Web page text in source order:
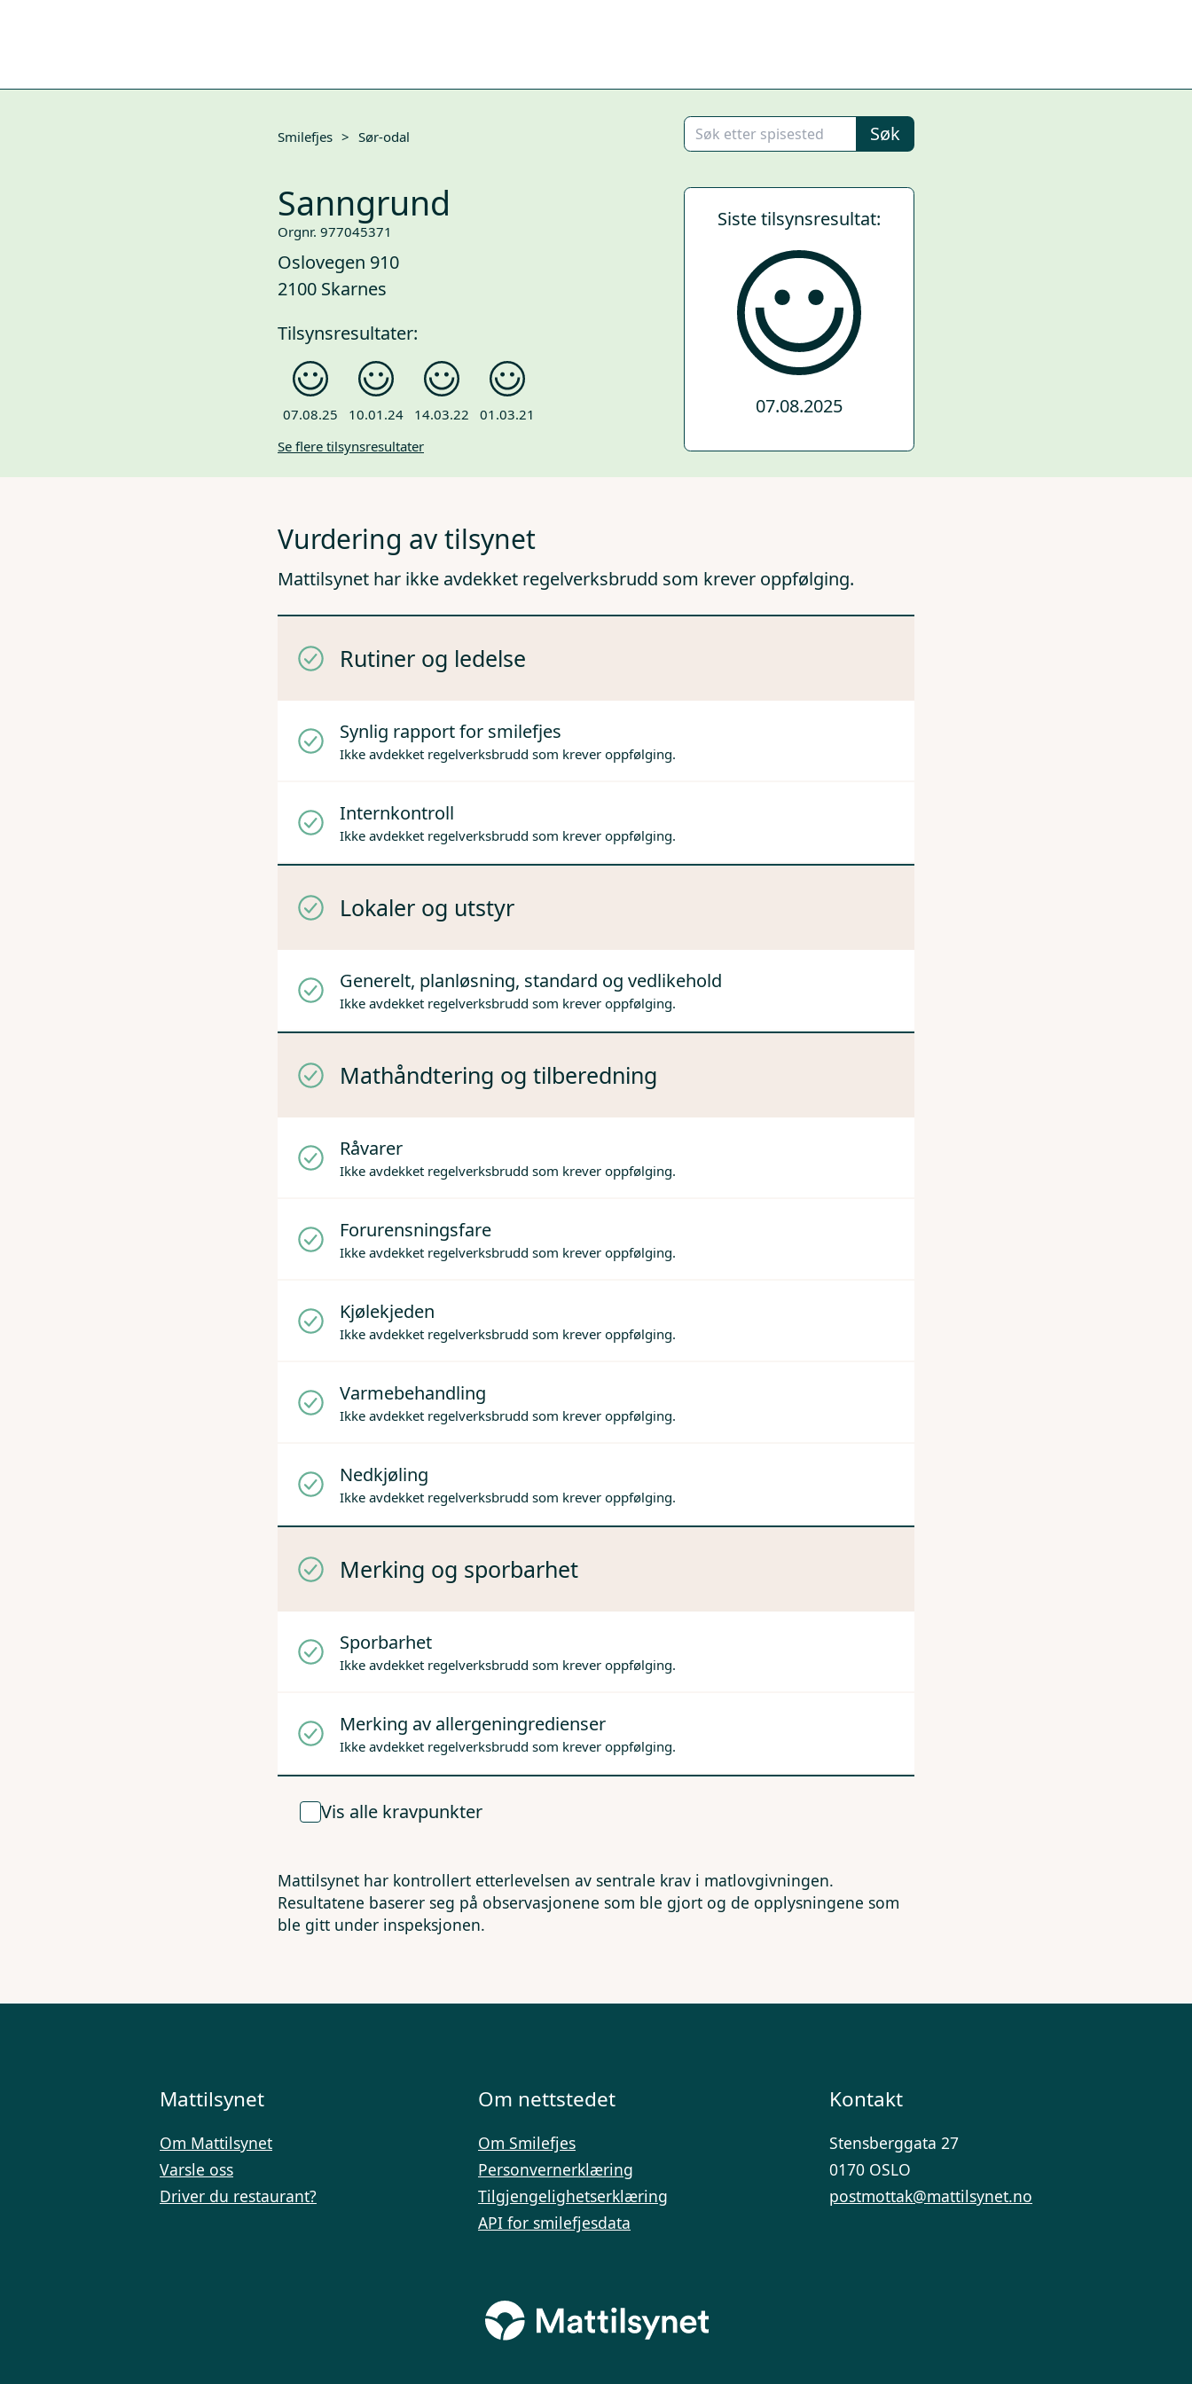
Smilefjes > Sør-odal Søk
Sanngrund
Orgnr. 977045371
Oslovegen 910
2100 Skarnes
Tilsynsresultater:
07.08.25 10.01.24 14.03.22
01.03.21
Se flere tilsynsresultater
Siste tilsynsresultat:
07.08.2025
Vurdering av tilsynet
Mattilsynet har ikke avdekket regelverksbrudd som krever oppfølging.
Rutiner og ledelse
Synlig rapport for smilefjes
Ikke avdekket regelverksbrudd som krever oppfølging.
Internkontroll
Ikke avdekket regelverksbrudd som krever oppfølging.
Lokaler og utstyr
Generelt, planløsning, standard og vedlikehold
Ikke avdekket regelverksbrudd som krever oppfølging.
Mathåndtering og tilberedning
Råvarer
Ikke avdekket regelverksbrudd som krever oppfølging.
Forurensningsfare
Ikke avdekket regelverksbrudd som krever oppfølging.
Kjølekjeden
Ikke avdekket regelverksbrudd som krever oppfølging.
Varmebehandling
Ikke avdekket regelverksbrudd som krever oppfølging.
Nedkjøling
Ikke avdekket regelverksbrudd som krever oppfølging.
Merking og sporbarhet
Sporbarhet
Ikke avdekket regelverksbrudd som krever oppfølging.
Merking av allergeningredienser
Ikke avdekket regelverksbrudd som krever oppfølging.
Vis alle kravpunkter
Mattilsynet har kontrollert etterlevelsen av sentrale krav i matlovgivningen.
Resultatene baserer seg på observasjonene som ble gjort og de opplysningene som
ble gitt under inspeksjonen.
Mattilsynet
Om Mattilsynet
Varsle oss
Driver du restaurant?
Om nettstedet
Om Smilefjes
Personvernerklæring
Tilgjengelighetserklæring
API for smilefjesdata
Kontakt
Stensberggata 27
0170 OSLO
postmottak@mattilsynet.no